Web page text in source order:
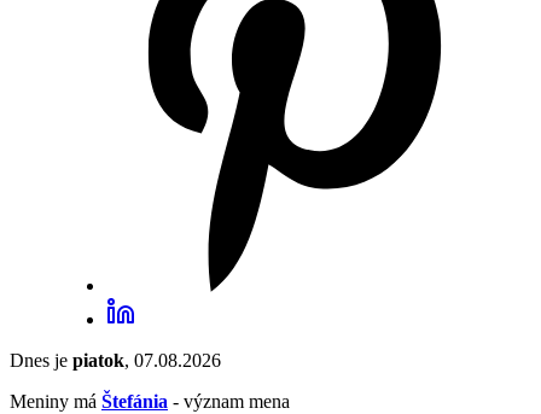
Dnes je piatok, 07.08.2026
Meniny má Štefánia - význam mena